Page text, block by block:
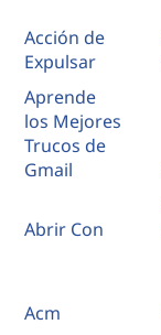
Acción de
Expulsar
Aprende
los Mejores
Trucos de
Gmail
Abrir Con
Acm